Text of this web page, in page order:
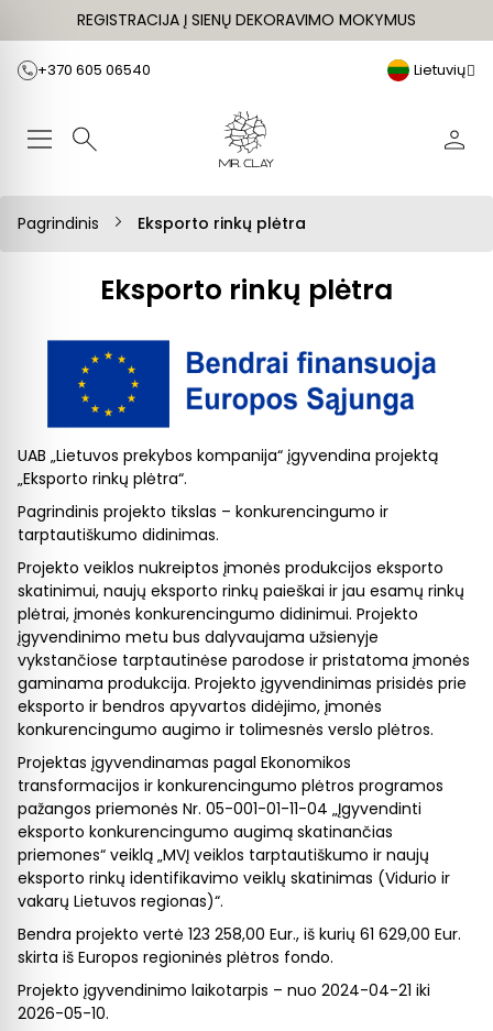
REGISTRACIJA Į SIENŲ DEKORAVIMO MOKYMUS
+370 605 06540 Lietuvių
Pagrindinis Eksporto rinkų plėtra
Eksporto rinkų plėtra
UAB „Lietuvos prekybos kompanija“ įgyvendina projektą
„Eksporto rinkų plėtra“.
Pagrindinis projekto tikslas – konkurencingumo ir
tarptautiškumo didinimas.
Projekto veiklos nukreiptos įmonės produkcijos eksporto
skatinimui, naujų eksporto rinkų paieškai ir jau esamų rinkų
plėtrai, įmonės konkurencingumo didinimui. Projekto
įgyvendinimo metu bus dalyvaujama užsienyje
vykstančiose tarptautinėse parodose ir pristatoma įmonės
gaminama produkcija. Projekto įgyvendinimas prisidės prie
eksporto ir bendros apyvartos didėjimo, įmonės
konkurencingumo augimo ir tolimesnės verslo plėtros.
Projektas įgyvendinamas pagal Ekonomikos
transformacijos ir konkurencingumo plėtros programos
pažangos priemonės Nr. 05-001-01-11-04 „Įgyvendinti
eksporto konkurencingumo augimą skatinančias
priemones“ veiklą „MVĮ veiklos tarptautiškumo ir naujų
eksporto rinkų identifikavimo veiklų skatinimas (Vidurio ir
vakarų Lietuvos regionas)“.
Bendra projekto vertė 123 258,00 Eur., iš kurių 61 629,00 Eur.
skirta iš Europos regioninės plėtros fondo.
Projekto įgyvendinimo laikotarpis – nuo 2024-04-21 iki
2026-05-10.